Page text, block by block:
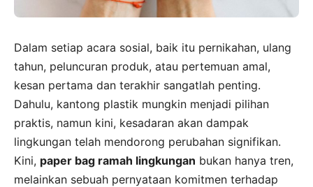
Dalam setiap acara sosial, baik itu pernikahan, ulang
tahun, peluncuran produk, atau pertemuan amal,
kesan pertama dan terakhir sangatlah penting.
Dahulu, kantong plastik mungkin menjadi pilihan
praktis, namun kini, kesadaran akan dampak
lingkungan telah mendorong perubahan signifikan.
Kini, paper bag ramah lingkungan bukan hanya tren,
melainkan sebuah pernyataan komitmen terhadap